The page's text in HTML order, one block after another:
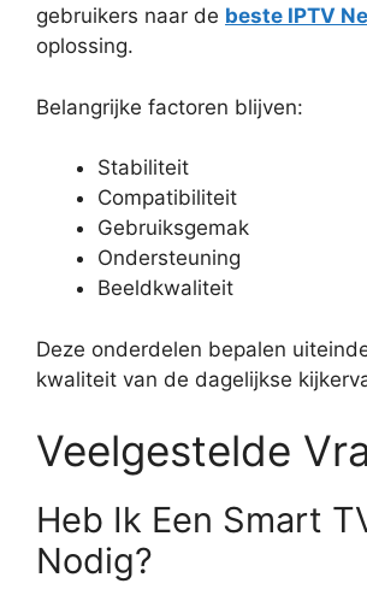
gebruikers naar de beste IPTV
oplossing.
Belangrijke factoren blijven:
Stabiliteit
Compatibiliteit
Gebruiksgemak
Ondersteuning
Beeldkwaliteit
Deze onderdelen bepalen
kwaliteit van de dagelijkse
Veelgestelde
Heb Ik Een Smart
Nodig?